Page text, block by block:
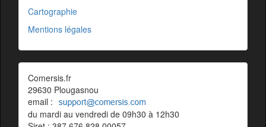
Cartographie
Mentions légales
Comersis.fr
29630 Plougasnou
email :
du mardi au vendredi de 09h30 à 12h30